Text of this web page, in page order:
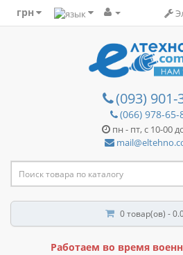
грн
(093) 901-
(066) 978-65-
пн - пт, с 10-00
0 товар(ов) -
Работаем во время